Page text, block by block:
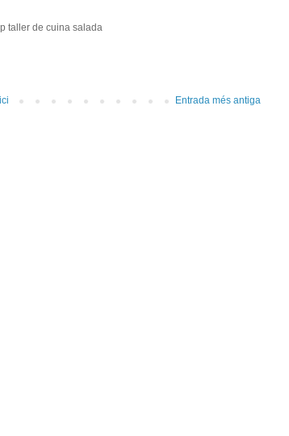
taller de cuina salada
Entrada més antiga